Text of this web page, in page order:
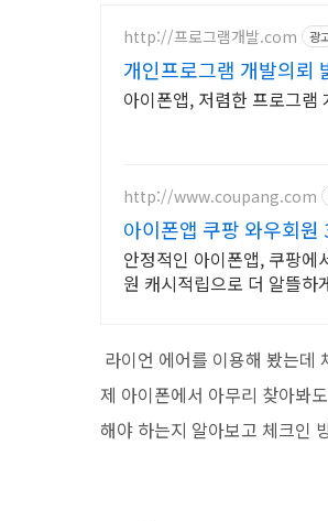
http://프로그램개발.com 광
개인프로그램 개발의뢰
아이폰앱, 저렴한 프로그램
http://www.coupang.com
아이폰앱 쿠팡 와우회원
안정적인 아이폰앱, 쿠팡에
원 캐시적립으로 더 알뜰하
라이언 에어를 이용해 봤는데
제 아이폰에서 아무리 찾아봐
해야 하는지 알아보고 체크인